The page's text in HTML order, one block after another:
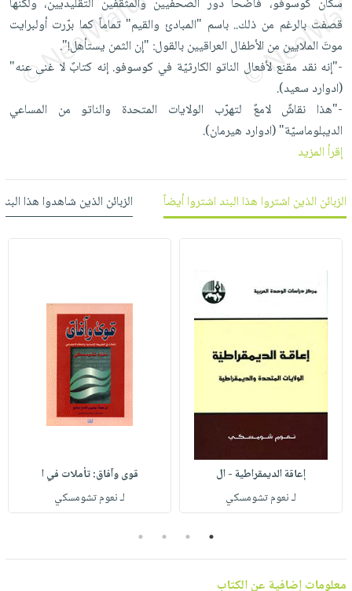
مطرزات
حقائب
حلي
بالذات
صابون
أطفال
حدود
وفرات
عن
الشركة
سياسة
الشركة
فيديوهات
أسئلة
يتكرر
طرحها
خدمات
نيل
انشر
حسابك
لائحة
الأمنيات
عربة
التسوق
نشرة
الإصدارات
قصفت بالرغم من ذلك.. باسم "المبادئ والقيم" تماماً كما برّرت أولبرايت
موتَ الملايين من الأطفال العراقيين بالقول: "إن الثمن يستأهل!".
-"إنه نقد مقنع لأفعال الناتو الكارثيّة في كوسوفو. إنه كتابٌ لا غنى عنه"
(ادوارد سعيد).
-"هذا نقاشٌ لامعٌ لتهرّب الولايات المتحدة والناتو من المساعي
الديبلوماسيّة" (ادوارد هيرمان).
إقرأ المزيد
الزبائن الذين اشتروا هذا البند اشتروا أيضاً الزبائن الذين شاهدوا هذا
إعاقة الديمقراطية - ال
لـ نعوم تشومسكي
قوى وآفاق: تأملات في ا
لـ نعوم تشومسكي
1
2
3
4
معلومات إضافية عن الكتاب